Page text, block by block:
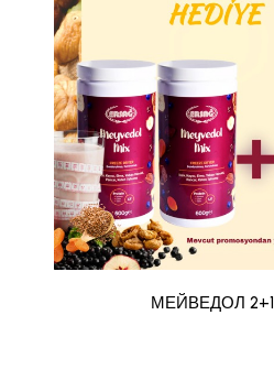
МЕЙВЕДОЛ 2+1